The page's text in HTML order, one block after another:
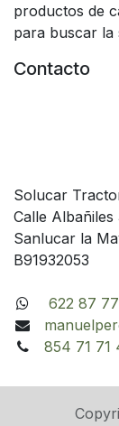
productos de
para buscar la
Contacto
Solucar
Calle Albañiles
Sanlucar la
B91932053
622 87
854 71 71